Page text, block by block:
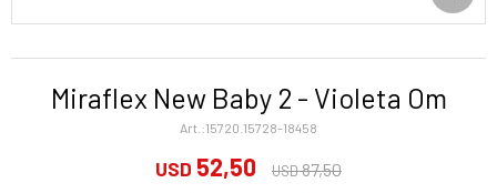
Miraflex New Baby 2 - Violeta Om
15720.15728-18458
USD 52,50 USD87,50